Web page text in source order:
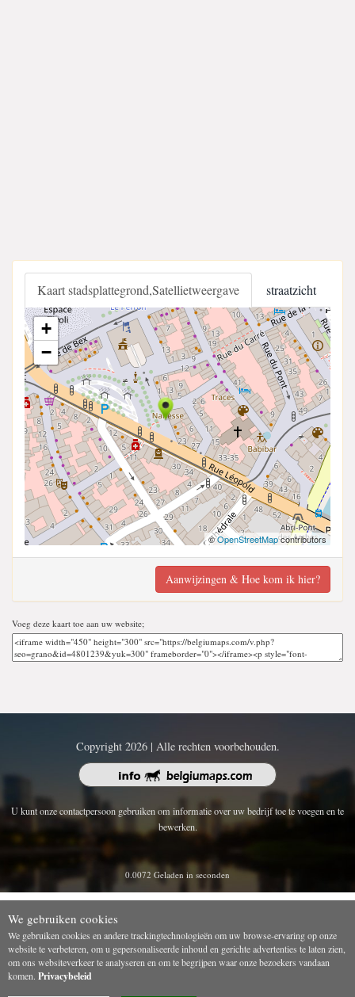
Kaart stadsplattegrond,Satellietweergave straatzicht
+
−
©OpenStreetMapcontributors
Aanwijzingen & Hoe kom ik hier?
Voeg deze kaart toe aan uw website;
Copyright 2026 | Alle rechten voorbehouden.
U kunt onze contactpersoon gebruiken om informatie over uw bedrijf toe te voegen en te
bewerken.
0.0072 Geladen in seconden
We gebruiken cookies
We gebruiken cookies en andere trackingtechnologieën om uw browse-ervaring op onze
website te verbeteren, om u gepersonaliseerde inhoud en gerichte advertenties te laten zien,
om ons websiteverkeer te analyseren en om te begrijpen waar onze bezoekers vandaan
komen. Privacybeleid